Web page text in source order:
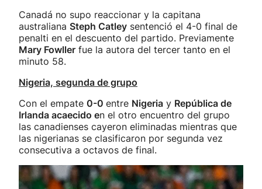
Canadá no supo reaccionar y la capitana
australiana Steph Catley sentenció el 4-0 final de
penalti en el descuento del partido. Previamente
Mary Fowller fue la autora del tercer tanto en el
minuto 58.
Nigeria, segunda de grupo
Con el empate 0-0 entre Nigeria y República de
Irlanda acaecido en el otro encuentro del grupo
las canadienses cayeron eliminadas mientras que
las nigerianas se clasificaron por segunda vez
consecutiva a octavos de final.